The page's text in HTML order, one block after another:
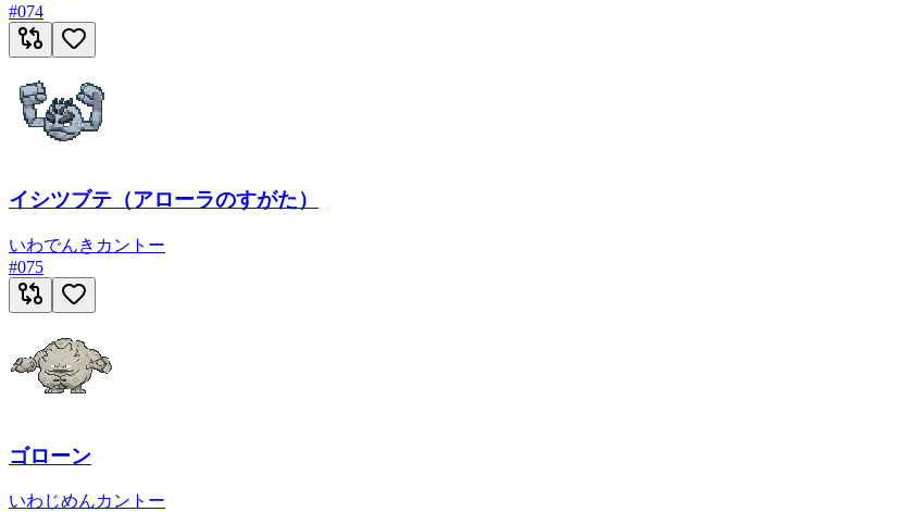
#074
イシツブテ（アローラのすがた）
いわでんき カントー
#075
ゴローン
いわ じめんカントー